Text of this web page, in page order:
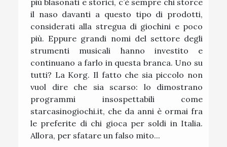
più blasonati e storici, c’è sempre chi storce
il naso davanti a questo tipo di prodotti,
considerati alla stregua di giochini e poco
più. Eppure grandi nomi del settore degli
strumenti musicali hanno investito e
continuano a farlo in questa branca. Uno su
tutti? La Korg. Il fatto che sia piccolo non
vuol dire che sia scarso: lo dimostrano
programmi insospettabili come
starcasinogiochi.it, che da anni è ormai fra
le preferite di chi gioca per soldi in Italia.
Allora, per sfatare un falso mito...